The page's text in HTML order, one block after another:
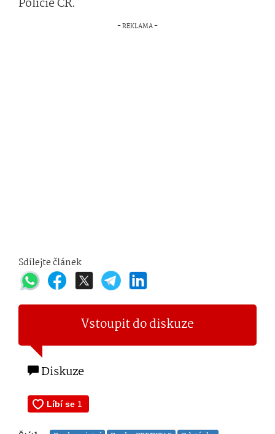
Policie ČR.
Sdílejte článek
Vstoupit do diskuze
Diskuze